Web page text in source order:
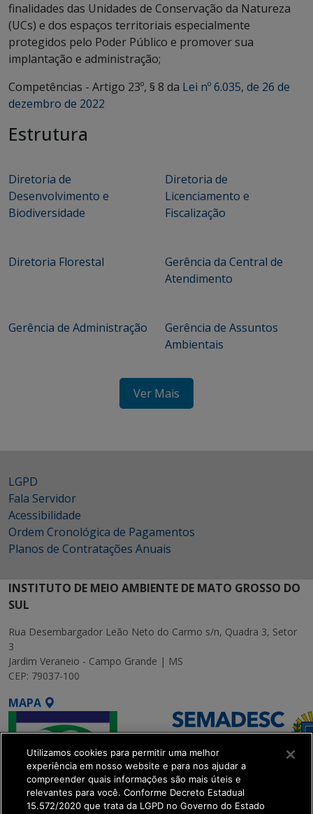
finalidades das Unidades de Conservação da Natureza
(UCs) e dos espaços territoriais especialmente
protegidos pelo Poder Público e promover sua
implantação e administração;
Competências - Artigo 23º, § 8 da Lei nº 6.035, de 26 de
dezembro de 2022
Estrutura
Diretoria de
Desenvolvimento e
Biodiversidade
Diretoria de
Licenciamento e
Fiscalização
Diretoria Florestal
Gerência da Central de
Atendimento
Gerência de Administração
Gerência de Assuntos
Ambientais
Ver Mais
LGPD
Fala Servidor
Acessibilidade
Ordem Cronológica de Pagamentos
Planos de Contratações Anuais
INSTITUTO DE MEIO AMBIENTE DE MATO GROSSO DO
SUL
Rua Desembargador Leão Neto do Carmo s/n, Quadra 3, Setor
3
Jardim Veraneio - Campo Grande | MS
CEP: 79037-100
MAPA
SETDIG | Secretaria-
Utilizamos cookies para permitir uma melhor
experiência em nosso website e para nos ajudar a
compreender quais informações são mais úteis e
relevantes para você. Conforme Decreto Estadual
15.572/2020 que trata da LGPD no Governo do Estado